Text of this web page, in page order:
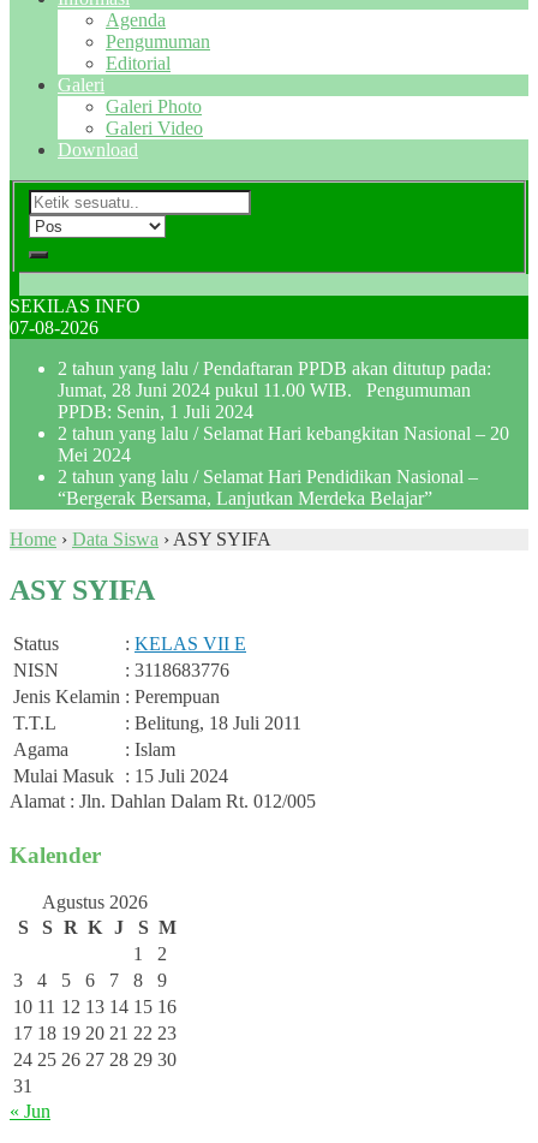
Agenda
Pengumuman
Editorial
Galeri
Galeri Photo
Galeri Video
Download
SEKILAS INFO
07-08-2026
2 tahun yang lalu / Pendaftaran PPDB akan ditutup pada:
Jumat, 28 Juni 2024 pukul 11.00 WIB. Pengumuman
PPDB: Senin, 1 Juli 2024
2 tahun yang lalu / Selamat Hari kebangkitan Nasional – 20
Mei 2024
2 tahun yang lalu / Selamat Hari Pendidikan Nasional –
“Bergerak Bersama, Lanjutkan Merdeka Belajar”
Home › Data Siswa › ASY SYIFA
ASY SYIFA
Status : KELAS VII E
NISN
: 3118683776
Jenis Kelamin : Perempuan
T.T.L
: Belitung, 18 Juli 2011
Agama
: Islam
Mulai Masuk : 15 Juli 2024
Alamat : Jln. Dahlan Dalam Rt. 012/005
Kalender
Agustus 2026
S
S R K J S M
1
2
3
4 5 6 7 8
9
10 11 12 13 14 15 16
17 18 19 20 21 22 23
24 25 26 27 28 29 30
31
« Jun